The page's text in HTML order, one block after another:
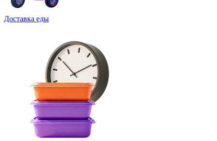
Доставка еды